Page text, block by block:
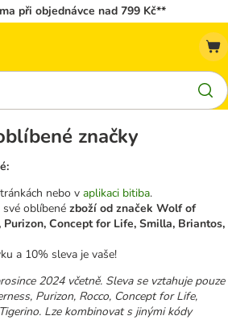
při objednávce nad 799 Kč**
značky
nebo v aplikaci bitiba.
oblíbené zboží od značek Wolf of
Concept for Life, Smilla, Briantos,
a 10% sleva je vaše!
2024 včetně. Sleva se vztahuje pouze
Purizon, Rocco, Concept for Life,
Lze kombinovat s jinými kódy